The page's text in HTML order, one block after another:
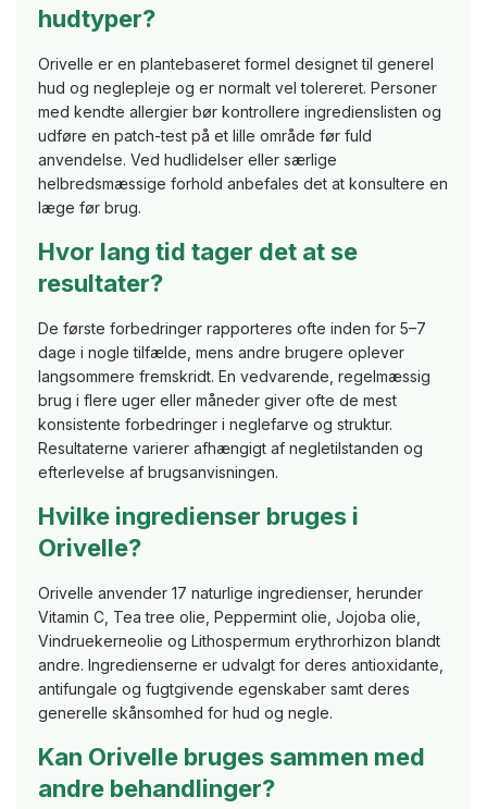
hudtyper?
Orivelle er en plantebaseret formel designet til generel
hud og neglepleje og er normalt vel tolereret. Personer
med kendte allergier bør kontrollere ingredienslisten og
udføre en patch-test på et lille område før fuld
anvendelse. Ved hudlidelser eller særlige
helbredsmæssige forhold anbefales det at konsultere en
læge før brug.
Hvor lang tid tager det at se
resultater?
De første forbedringer rapporteres ofte inden for 5–7
dage i nogle tilfælde, mens andre brugere oplever
langsommere fremskridt. En vedvarende, regelmæssig
brug i flere uger eller måneder giver ofte de mest
konsistente forbedringer i neglefarve og struktur.
Resultaterne varierer afhængigt af negletilstanden og
efterlevelse af brugsanvisningen.
Hvilke ingredienser bruges i
Orivelle?
Orivelle anvender 17 naturlige ingredienser, herunder
Vitamin C, Tea tree olie, Peppermint olie, Jojoba olie,
Vindruekerneolie og Lithospermum erythrorhizon blandt
andre. Ingredienserne er udvalgt for deres antioxidante,
antifungale og fugtgivende egenskaber samt deres
generelle skånsomhed for hud og negle.
Kan Orivelle bruges sammen med
andre behandlinger?